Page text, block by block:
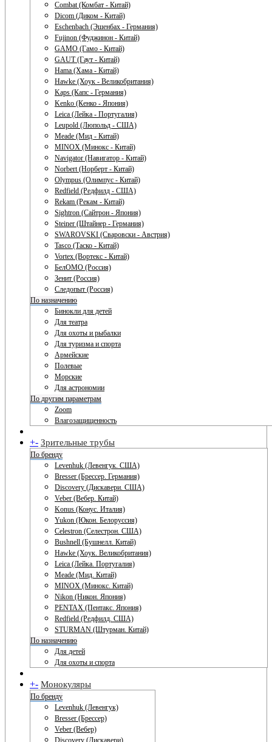
Combat (Комбат - Китай)
Dicom (Диком - Китай)
Eschenbach (Эшенбах - Германия)
Fujinon (Фуджинон - Китай)
GAMO (Гамо - Китай)
GAUT (Гаут - Китай)
Hama (Хама - Китай)
Hawke (Хоук - Великобритания)
Kaps (Капс - Германия)
Kenko (Кенко - Япония)
Leica (Лейка - Португалия)
Leupold (Люпольд - США)
Meade (Мид - Китай)
MINOX (Минокс - Китай)
Navigator (Навигатор - Китай)
Norbert (Норберт - Китай)
Olympus (Олимпус - Китай)
Redfield (Редфилд - США)
Rekam (Рекам - Китай)
Sightron (Сайтрон - Япония)
Steiner (Штайнер - Германия)
SWAROVSKI (Сваровски - Австрия)
Tasco (Таско - Китай)
Vortex (Вортекс - Китай)
БелОМО (Россия)
Зенит (Россия)
Следопыт (Россия)
По назначению
Бинокли для детей
Для театра
Для охоты и рыбалки
Для туризма и спорта
Армейские
Полевые
Морские
Для астрономии
По другим параметрам
Zoom
Влагозащищенность
+- Зрительные трубы
По бренду
Levenhuk (Левенгук. США)
Bresser (Брессер. Германия)
Discovery (Дискавери. США)
Veber (Вебер. Китай)
Konus (Конус. Италия)
Yukon (Юкон. Белоруссия)
Celestron (Селестрон. США)
Bushnell (Бушнелл. Китай)
Hawke (Хоук. Великобритания)
Leica (Лейка. Португалия)
Meade (Мид. Китай)
MINOX (Минокс. Китай)
Nikon (Никон. Япония)
PENTAX (Пентакс. Япония)
Redfield (Редфилд. США)
STURMAN (Штурман. Китай)
По назначению
Для детей
Для охоты и спорта
+- Монокуляры
По бренду
Levenhuk (Левенгук)
Bresser (Брессер)
Veber (Вебер)
Discovery (Дискавери)